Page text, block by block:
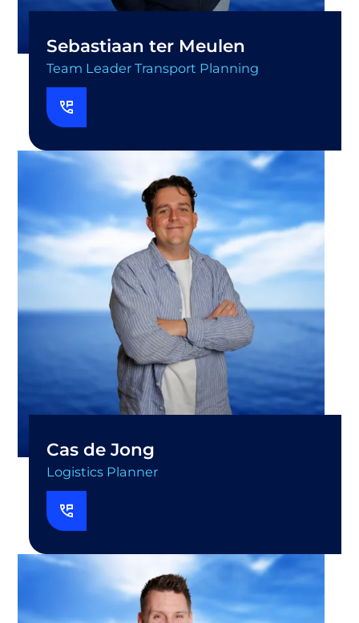
Sebastiaan ter Meulen
Team Leader Transport Planning
Cas de Jong
Logistics Planner